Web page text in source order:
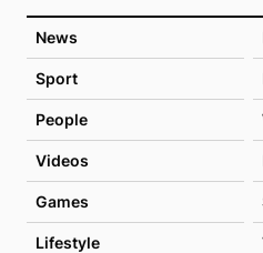
News
Sport
People
Videos
Games
Lifestyle